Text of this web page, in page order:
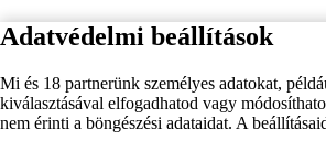
Adatvédelmi beállítások
Mi és 18 partnerünk személyes adatokat,
kiválasztásával elfogadhatod vagy
nem érinti a böngészési adataidat. A